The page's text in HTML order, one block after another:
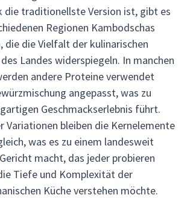
die traditionellste Version ist, gibt es
Regionen Kambodschas
die die Vielfalt der kulinarischen
Landes widerspiegeln. In manchen
andere Proteine verwendet
angepasst, was zu
Geschmackserlebnis führt.
Variationen bleiben die Kernelemente
was es zu einem landesweit
macht, das jeder probieren
Tiefe und Komplexität der
Küche verstehen möchte.